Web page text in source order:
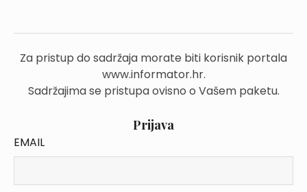
Za pristup do sadržaja morate biti korisnik portala
www.informator.hr.
Sadržajima se pristupa ovisno o Vašem paketu.
Prijava
EMAIL